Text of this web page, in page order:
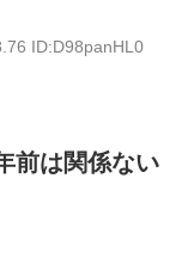
ID:D98panHL0
前は関係ない